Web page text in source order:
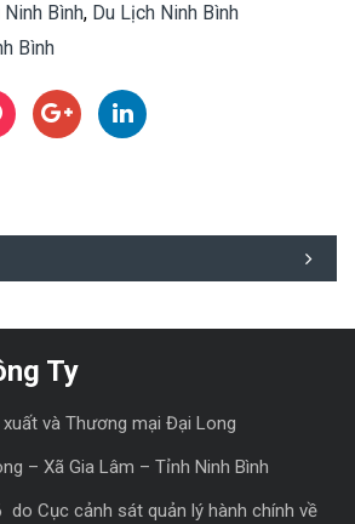
Bình, Du Lịch Ninh Bình
Bình
Ty
và Thương mại Đại Long
– Xã Gia Lâm – Tỉnh Ninh Bình
do Cục cảnh sát quản lý hành chính về